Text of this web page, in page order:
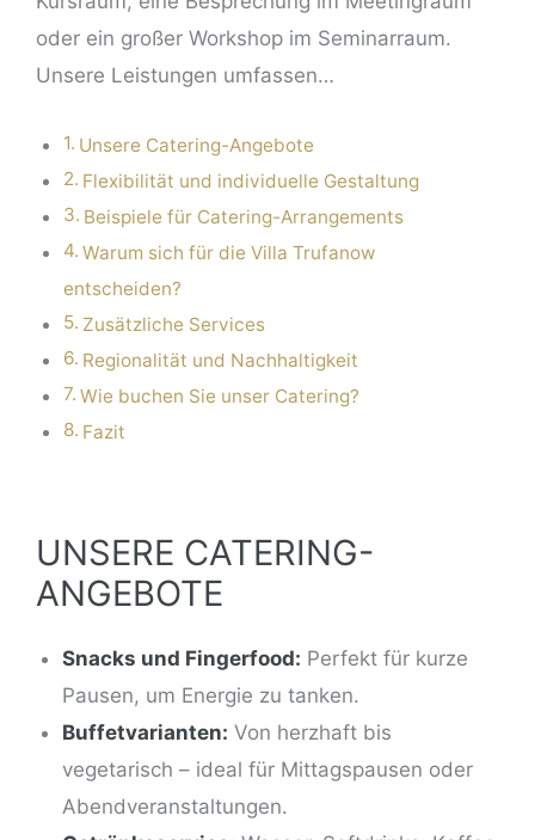
oder ein großer Workshop im Seminarraum.
Unsere Leistungen umfassen…
Unsere Catering-Angebote
Flexibilität und individuelle Gestaltung
Beispiele für Catering-Arrangements
Warum sich für die Villa Trufanow
entscheiden?
Zusätzliche Services
Regionalität und Nachhaltigkeit
Wie buchen Sie unser Catering?
Fazit
UNSERE CATERING-
ANGEBOTE
Snacks und Fingerfood: Perfekt für kurze
Pausen, um Energie zu tanken.
Buffetvarianten: Von herzhaft bis
vegetarisch – ideal für Mittagspausen oder
Abendveranstaltungen.